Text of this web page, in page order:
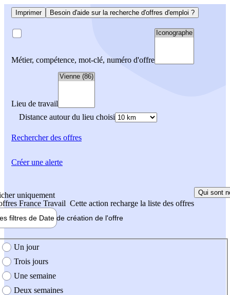
Imprimer Besoin d'aide sur la recherche d'offres d'emploi ?
Métier, compétence, mot-clé, numéro d'offre
Lieu de travail
Distance autour du lieu choisi
Rechercherdes offres
uniquement
France Travail Cette action recharge la liste des offres
Qui sont
filtres de Date de création de l'offre
création de l'offre
Un jour
Trois jours
Une semaine
Deux semaines
Créer une alerte